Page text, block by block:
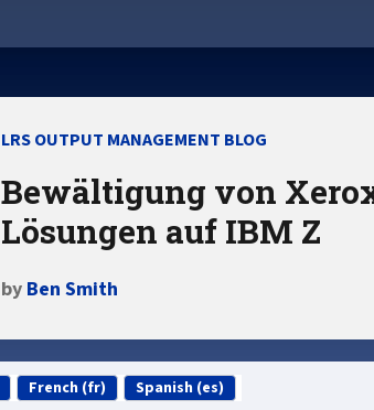
LRS OUTPUT MANAGEMENT BLOG
Bewältigung von
Lösungen auf IBM Z
by Ben Smith
French (fr) Spanish (es)